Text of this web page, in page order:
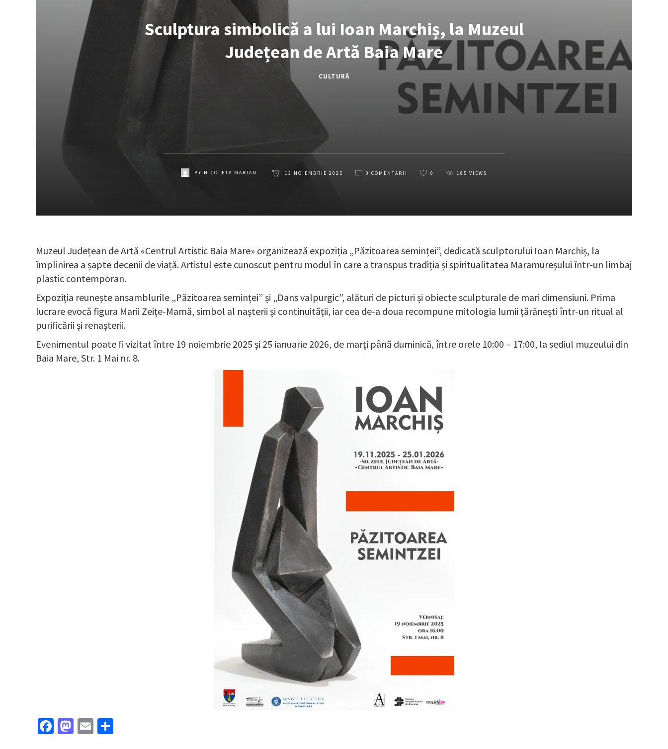
Sculptura simbolică a lui Ioan Marchiș, la Muzeul
Județean de Artă Baia Mare
CULTURĂ
BY NICOLETA MARIAN 13 NOIEMBRIE 2025 0 COMENTARII 0 185 VIEWS
Muzeul Județean de Artă «Centrul Artistic Baia Mare» organizează expoziția „Păzitoarea seminței”, dedicată sculptorului Ioan Marchiș, la
împlinirea a șapte decenii de viață. Artistul este cunoscut pentru modul în care a transpus tradiția și spiritualitatea Maramureșului într-un limbaj
plastic contemporan.
Expoziția reunește ansamblurile „Păzitoarea seminței” și „Dans valpurgic”, alături de picturi și obiecte sculpturale de mari dimensiuni. Prima
lucrare evocă figura Marii Zeițe-Mamă, simbol al nașterii și continuității, iar cea de-a doua recompune mitologia lumii țărănești într-un ritual al
purificării și renașterii.
Evenimentul poate fi vizitat între 19 noiembrie 2025 și 25 ianuarie 2026, de marți până duminică, între orele 10:00 – 17:00, la sediul muzeului din
Baia Mare, Str. 1 Mai nr. 8.
Facebook
Mastodon
Email